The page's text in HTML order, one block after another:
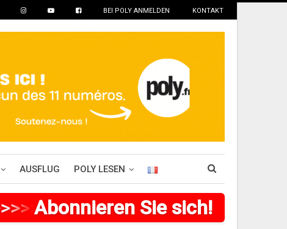
BEI POLY ANMELDEN KONTAKT
AUSFLUG POLY LESEN
>>>>>>>>>>>
Abonnieren Sie sich!